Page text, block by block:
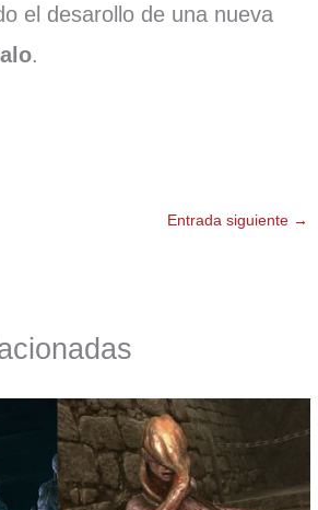
el desarollo de una nueva
.
Entrada siguiente →